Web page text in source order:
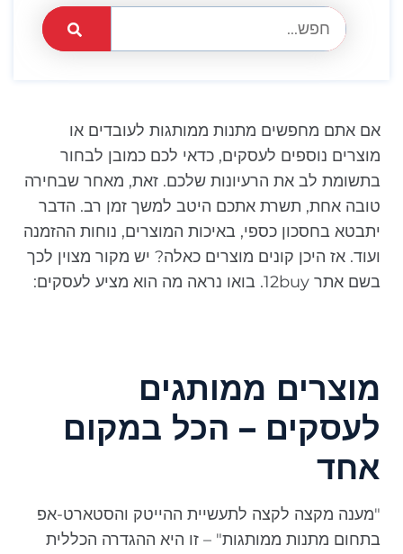
אם אתם מחפשים מתנות ממותגות לעובדים או
מוצרים נוספים לעסקים, כדאי לכם כמובן לבחור
בתשומת לב את הרעיונות שלכם. זאת, מאחר שבחירה
טובה אחת, תשרת אתכם היטב למשך זמן רב. הדבר
יתבטא בחסכון כספי, באיכות המוצרים, נוחות ההזמנה
ועוד. אז היכן קונים מוצרים כאלה? יש מקור מצוין לכך
בשם אתר 12buy. בואו נראה מה הוא מציע לעסקים:
מוצרים ממותגים
לעסקים – הכל במקום
אחד
"מענה מקצה לקצה לתעשיית ההייטק והסטארט-אפ
בתחום מתנות ממותגות" – זו היא ההגדרה הכללית